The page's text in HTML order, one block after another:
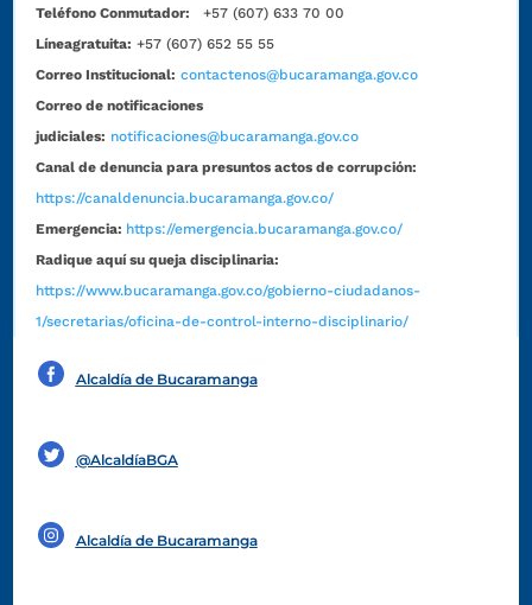
Teléfono Conmutador:
+57 (607) 633 70 00
Líneagratuita: +57 (607) 652 55 55
Correo Institucional: contactenos@bucaramanga.gov.co
Correo de notificaciones
judiciales: notificaciones@bucaramanga.gov.co
Canal de denuncia para presuntos actos de corrupción:
https://canaldenuncia.bucaramanga.gov.co/
Emergencia: https://emergencia.bucaramanga.gov.co/
Radique aquí su queja disciplinaria:
https://www.bucaramanga.gov.co/gobierno-ciudadanos-
1/secretarias/oficina-de-control-interno-disciplinario/
Alcaldía de Bucaramanga
@AlcaldíaBGA
Alcaldía de Bucaramanga